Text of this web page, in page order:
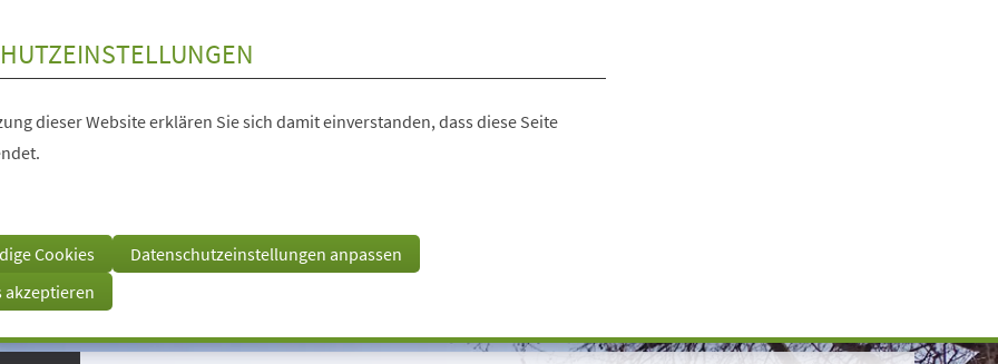
dieser Website erklären Sie sich damit einverstanden, dass diese Seite
Cookies
Datenschutzeinstellungen anpassen
akzeptieren